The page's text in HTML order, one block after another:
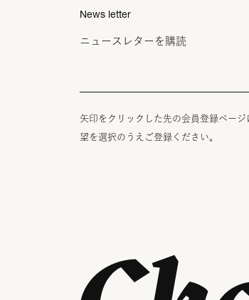
News letter
ニュースレターを購読
矢印をクリックした先の会員登録ペー
望を選択のうえご登録ください。